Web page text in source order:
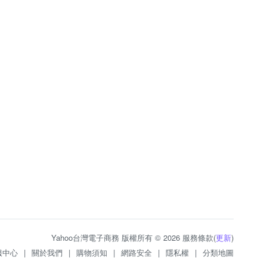
Yahoo台灣電子商務 版權所有 © 2026 服務條款(更新)
中心 | 關於我們 | 購物須知 | 網路安全 | 隱私權 | 分類地圖